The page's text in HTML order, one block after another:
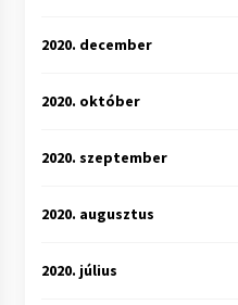
2020. december
2020. október
2020. szeptember
2020. augusztus
2020. július